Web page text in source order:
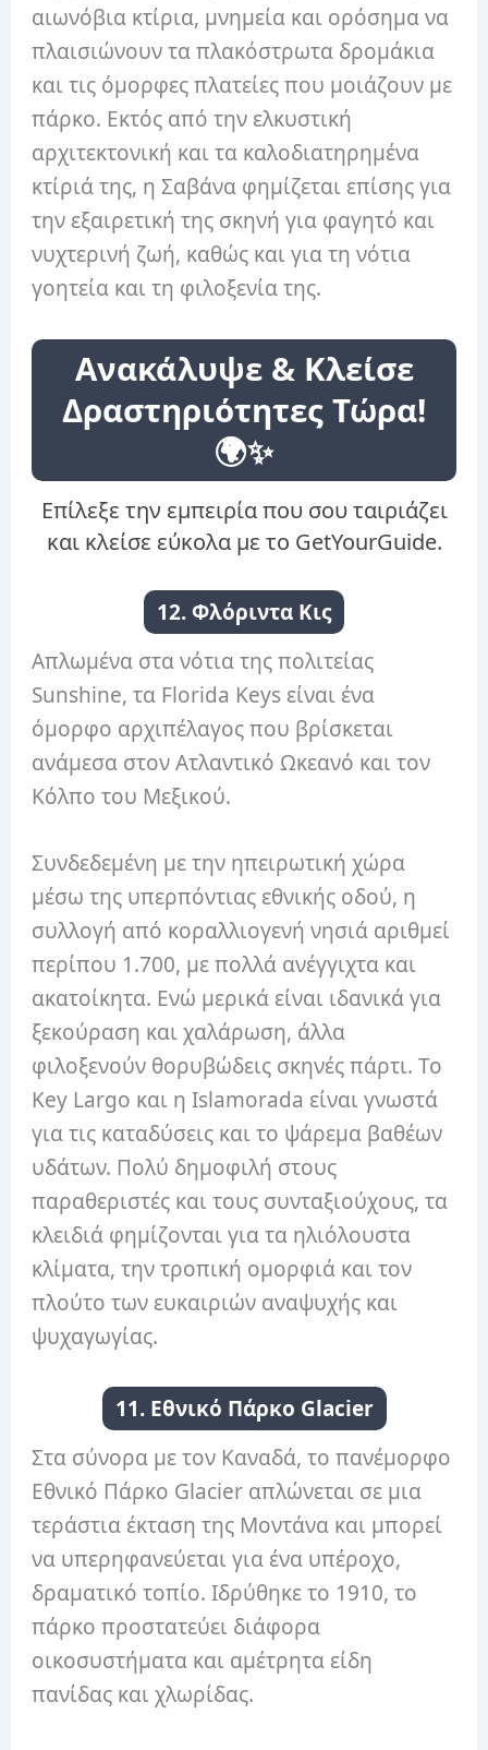
αιωνόβια κτίρια, μνημεία και ορόσημα να
πλαισιώνουν τα πλακόστρωτα δρομάκια
και τις όμορφες πλατείες που μοιάζουν με
πάρκο. Εκτός από την ελκυστική
αρχιτεκτονική και τα καλοδιατηρημένα
κτίριά της, η Σαβάνα φημίζεται επίσης για
την εξαιρετική της σκηνή για φαγητό και
νυχτερινή ζωή, καθώς και για τη νότια
γοητεία και τη φιλοξενία της.
Ανακάλυψε & Κλείσε
Δραστηριότητες Τώρα!
🌍✨
Επίλεξε την εμπειρία που σου ταιριάζει
και κλείσε εύκολα με το GetYourGuide.
12. Φλόριντα Κις
Απλωμένα στα νότια της πολιτείας
Sunshine, τα Florida Keys είναι ένα
όμορφο αρχιπέλαγος που βρίσκεται
ανάμεσα στον Ατλαντικό Ωκεανό και τον
Κόλπο του Μεξικού.
Συνδεδεμένη με την ηπειρωτική χώρα
μέσω της υπερπόντιας εθνικής οδού, η
συλλογή από κοραλλιογενή νησιά αριθμεί
περίπου 1.700, με πολλά ανέγγιχτα και
ακατοίκητα. Ενώ μερικά είναι ιδανικά για
ξεκούραση και χαλάρωση, άλλα
φιλοξενούν θορυβώδεις σκηνές πάρτι. Το
Key Largo και η Islamorada είναι γνωστά
για τις καταδύσεις και το ψάρεμα βαθέων
υδάτων. Πολύ δημοφιλή στους
παραθεριστές και τους συνταξιούχους, τα
κλειδιά φημίζονται για τα ηλιόλουστα
κλίματα, την τροπική ομορφιά και τον
πλούτο των ευκαιριών αναψυχής και
ψυχαγωγίας.
11. Εθνικό Πάρκο Glacier
Στα σύνορα με τον Καναδά, το πανέμορφο
Εθνικό Πάρκο Glacier απλώνεται σε μια
τεράστια έκταση της Μοντάνα και μπορεί
να υπερηφανεύεται για ένα υπέροχο,
δραματικό τοπίο. Ιδρύθηκε το 1910, το
πάρκο προστατεύει διάφορα
οικοσυστήματα και αμέτρητα είδη
πανίδας και χλωρίδας.